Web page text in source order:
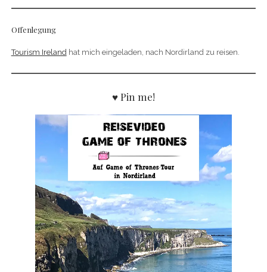
Offenlegung
Tourism Ireland hat mich eingeladen, nach Nordirland zu reisen.
♥ Pin me!